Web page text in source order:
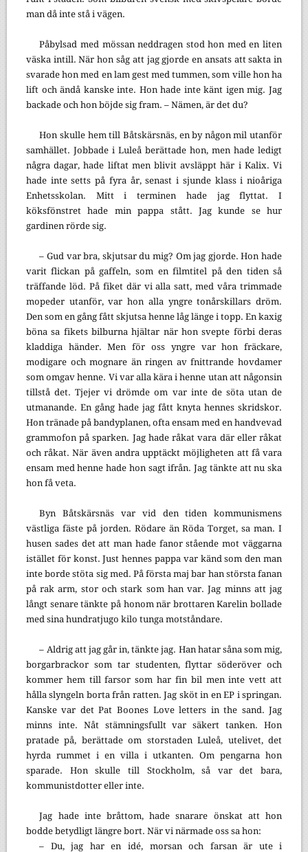
man då inte stå i vägen.
Påbylsad med mössan neddragen stod hon med en liten
väska intill. När hon såg att jag gjorde en ansats att sakta in
svarade hon med en lam gest med tummen, som ville hon ha
lift och ändå kanske inte. Hon hade inte känt igen mig. Jag
backade och hon böjde sig fram. – Nämen, är det du?
Hon skulle hem till Båtskärsnäs, en by någon mil utanför
samhället. Jobbade i Luleå berättade hon, men hade ledigt
några dagar, hade liftat men blivit avsläppt här i Kalix. Vi
hade inte setts på fyra år, senast i sjunde klass i nioåriga
Enhetsskolan. Mitt i terminen hade jag flyttat. I
köksfönstret hade min pappa stått. Jag kunde se hur
gardinen rörde sig.
– Gud var bra, skjutsar du mig? Om jag gjorde. Hon hade
varit flickan på gaffeln, som en filmtitel på den tiden så
träffande löd. På fiket där vi alla satt, med våra trimmade
mopeder utanför, var hon alla yngre tonårskillars dröm.
Den som en gång fått skjutsa henne låg länge i topp. En kaxig
böna sa fikets bilburna hjältar när hon svepte förbi deras
kladdiga händer. Men för oss yngre var hon fräckare,
modigare och mognare än ringen av fnittrande hovdamer
som omgav henne. Vi var alla kära i henne utan att någonsin
tillstå det. Tjejer vi drömde om var inte de söta utan de
utmanande. En gång hade jag fått knyta hennes skridskor.
Hon tränade på bandyplanen, ofta ensam med en handvevad
grammofon på sparken. Jag hade råkat vara där eller råkat
och råkat. När även andra upptäckt möjligheten att få vara
ensam med henne hade hon sagt ifrån. Jag tänkte att nu ska
hon få veta.
Byn Båtskärsnäs var vid den tiden kommunismens
västliga fäste på jorden. Rödare än Röda Torget, sa man. I
husen sades det att man hade fanor stående mot väggarna
istället för konst. Just hennes pappa var känd som den man
inte borde stöta sig med. På första maj bar han största fanan
på rak arm, stor och stark som han var. Jag minns att jag
långt senare tänkte på honom när brottaren Karelin bollade
med sina hundratjugo kilo tunga motståndare.
– Aldrig att jag går in, tänkte jag. Han hatar såna som mig,
borgarbrackor som tar studenten, flyttar söderöver och
kommer hem till farsor som har fin bil men inte vett att
hålla slyngeln borta från ratten. Jag sköt in en EP i springan.
Kanske var det Pat Boones Love letters in the sand. Jag
minns inte. Nåt stämningsfullt var säkert tanken. Hon
pratade på, berättade om storstaden Luleå, utelivet, det
hyrda rummet i en villa i utkanten. Om pengarna hon
sparade. Hon skulle till Stockholm, så var det bara,
kommunistdotter eller inte.
Jag hade inte bråttom, hade snarare önskat att hon
bodde betydligt längre bort. När vi närmade oss sa hon:
– Du, jag har en idé, morsan och farsan är ute i